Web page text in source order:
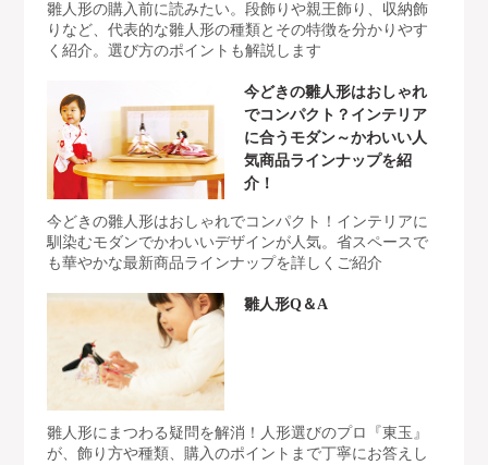
雛人形の購入前に読みたい。段飾りや親王飾り、収納飾
りなど、代表的な雛人形の種類とその特徴を分かりやす
く紹介。選び方のポイントも解説します
今どきの雛人形はおしゃれ
でコンパクト？インテリア
に合うモダン～かわいい人
気商品ラインナップを紹
介！
今どきの雛人形はおしゃれでコンパクト！インテリアに
馴染むモダンでかわいいデザインが人気。省スペースで
も華やかな最新商品ラインナップを詳しくご紹介
雛人形Q＆A
雛人形にまつわる疑問を解消！人形選びのプロ『東玉』
が、飾り方や種類、購入のポイントまで丁寧にお答えし